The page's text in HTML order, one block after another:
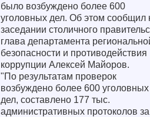
было возбуждено более 600
уголовных дел. Об этом сообщил
заседании столичного
глава департамента
безопасности и противодействия
коррупции Алексей Майоров.
"По результатам проверок
возбуждено более 600 уголовных
дел, составлено 177 тыс.
административных протоколов за